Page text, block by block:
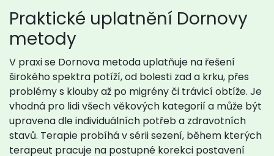
Praktické uplatnění Dornovy
metody
V praxi se Dornova metoda uplatňuje na řešení
širokého spektra potíží, od bolesti zad a krku, přes
problémy s klouby až po migrény či trávicí obtíže. Je
vhodná pro lidi všech věkových kategorií a může být
upravena dle individuálních potřeb a zdravotních
stavů. Terapie probíhá v sérii sezení, během kterých
terapeut pracuje na postupné korekci postavení